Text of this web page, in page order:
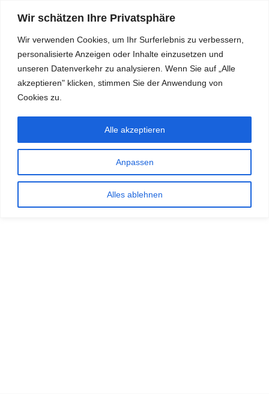
Wir schätzen Ihre Privatsphäre
Wir verwenden Cookies, um Ihr Surferlebnis zu verbessern,
personalisierte Anzeigen oder Inhalte einzusetzen und
unseren Datenverkehr zu analysieren. Wenn Sie auf „Alle
akzeptieren" klicken, stimmen Sie der Anwendung von
Cookies zu.
Anpassen
Alles ablehnen
Alle akzeptieren
RDKS.EXPERT
TESTS, EXPERTEN-TIPPS RUND UM DAS THEMA RDKS UND